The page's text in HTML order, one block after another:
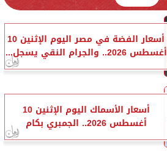
أسعار الفضة في مصر اليوم الإثنين 10
أغسطس 2026.. والجرام النقي يسجل...
أسعار الأسماك اليوم الإثنين 10
أغسطس 2026.. الجمبري بكام